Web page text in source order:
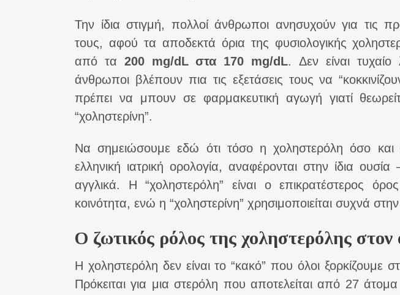
Την ίδια στιγμή, πολλοί άνθρωποι ανησυχούν για τις
τους, αφού τα αποδεκτά όρια της φυσιολογικής
από τα 200 mg/dL στα 170 mg/dL. Δεν είναι τυχαίο
άνθρωποι βλέπουν πια τις εξετάσεις τους να
πρέπει να μπουν σε φαρμακευτική αγωγή γιατί
“χοληστερίνη”.
Να σημειώσουμε εδώ ότι τόσο η χοληστερόλη όσο και
ελληνική ιατρική ορολογία, αναφέρονται στην ίδια
αγγλικά. Η “χοληστερόλη” είναι ο επικρατέστερος
κοινότητα, ενώ η “χοληστερίνη” χρησιμοποιείται συχνά
Ο ζωτικός ρόλος της χοληστερόλης στον
Η χοληστερόλη δεν είναι το “κακό” που όλοι ξορκίζουμε
Πρόκειται για μια στερόλη που αποτελείται από 27